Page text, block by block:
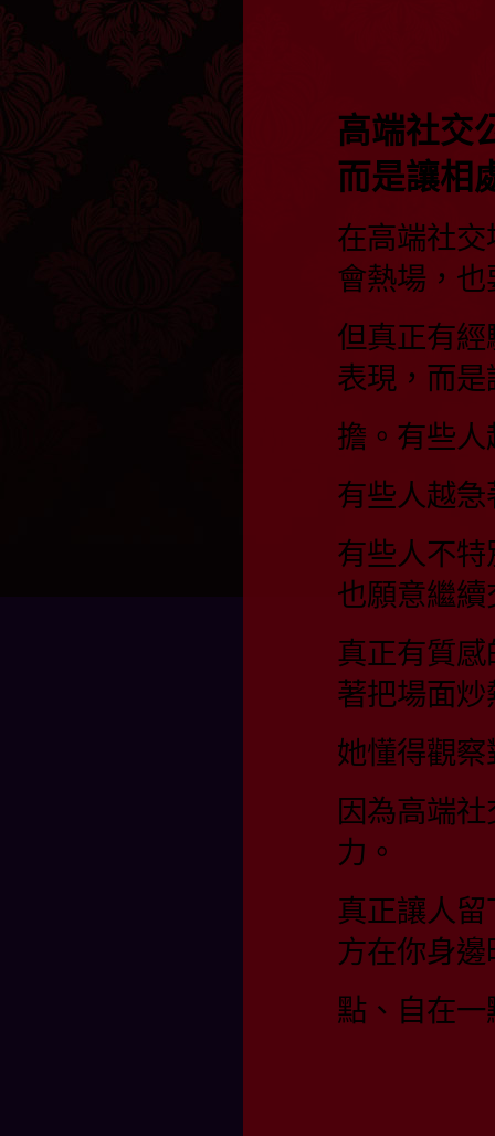
高端社交
而是讓相
在高端社
會熱場，
但真正有
表現，而
擔。有些
有些人越
有些人不
也願意繼續
真正有質
著把場面炒
她懂得觀
因為高端
力。
真正讓人
方在你身
點、自在